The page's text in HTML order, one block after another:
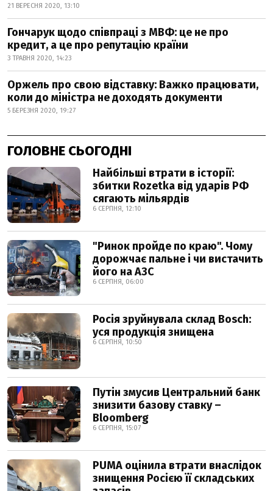
21 ВЕРЕСНЯ 2020, 13:10
Гончарук щодо співпраці з МВФ: це не про
кредит, а це про репутацію країни
3 ТРАВНЯ 2020, 14:23
Оржель про свою відставку: Важко працювати,
коли до міністра не доходять документи
5 БЕРЕЗНЯ 2020, 19:27
ГОЛОВНЕ СЬОГОДНІ
Найбільші втрати в історії:
збитки Rozetka від ударів РФ
сягають мільярдів
6 СЕРПНЯ, 12:10
"Ринок пройде по краю". Чому
дорожчає пальне і чи вистачить
його на АЗС
6 СЕРПНЯ, 06:00
Росія зруйнувала склад Bosch:
уся продукція знищена
6 СЕРПНЯ, 10:50
Путін змусив Центральний банк
знизити базову ставку –
Bloomberg
6 СЕРПНЯ, 15:07
PUMA оцінила втрати внаслідок
знищення Росією її складських